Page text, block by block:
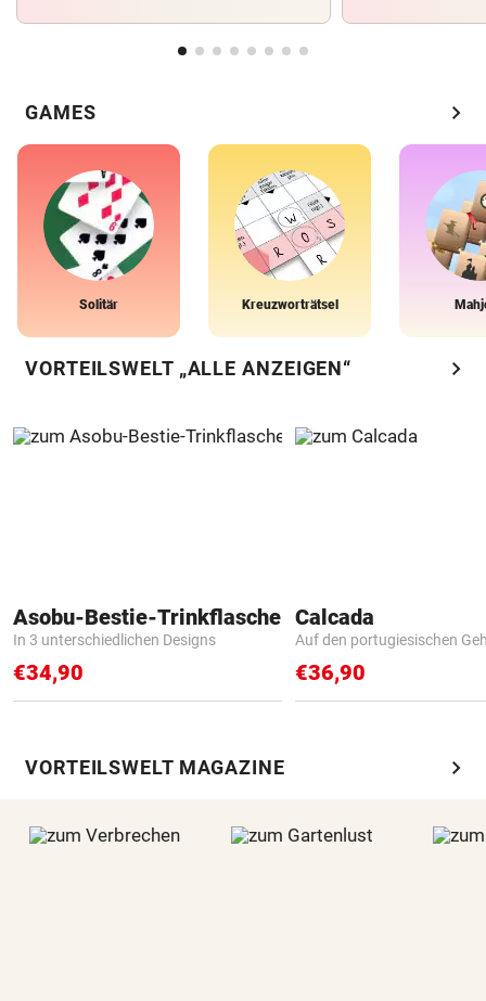
GAMES chevron_right
Solitär Kreuzworträtsel
VORTEILSWELT „ALLE ANZEIGEN“ chevron_right
Asobu-Bestie-Trinkflasche
In 3 unterschiedlichen Designs
€34,90
Calcada
Auf den portugiesischen
€36,90
VORTEILSWELT MAGAZINE chevron_right